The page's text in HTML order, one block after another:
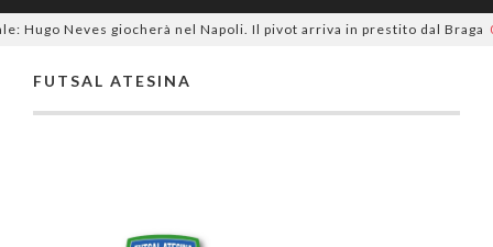
Hugo Neves giocherà nel Napoli. Il pivot arriva in prestito dal Braga
FUTSAL ATESINA